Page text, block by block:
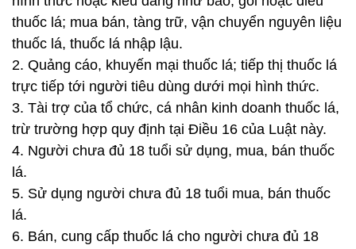
thuốc lá; mua bán, tàng trữ, vận chuyển nguyên liệu
thuốc lá, thuốc lá nhập lậu.
2. Quảng cáo, khuyến mại thuốc lá; tiếp thị thuốc lá
trực tiếp tới người tiêu dùng dưới mọi hình thức.
3. Tài trợ của tổ chức, cá nhân kinh doanh thuốc lá,
trừ trường hợp quy định tại Điều 16 của Luật này.
4. Người chưa đủ 18 tuổi sử dụng, mua, bán thuốc
lá.
5. Sử dụng người chưa đủ 18 tuổi mua, bán thuốc
lá.
6. Bán, cung cấp thuốc lá cho người chưa đủ 18